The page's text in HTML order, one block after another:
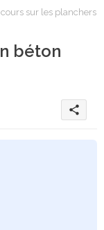
cours sur les planchers
béton
share